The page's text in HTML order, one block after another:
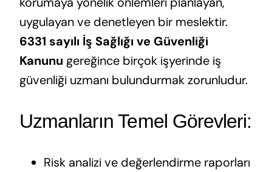
uygulayan ve denetleyen bir meslektir.
6331 sayılı İş Sağlığı ve Güvenliği
Kanunu gereğince birçok işyerinde iş
güvenliği uzmanı bulundurmak zorunludur.
Uzmanların Temel Görevleri:
Risk analizi ve değerlendirme raporları